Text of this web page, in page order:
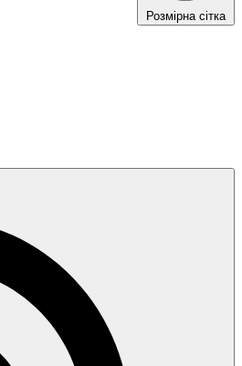
Розмірна сітка